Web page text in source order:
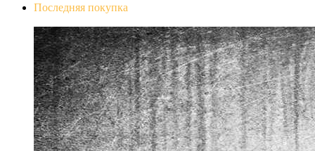
Последняя покупка